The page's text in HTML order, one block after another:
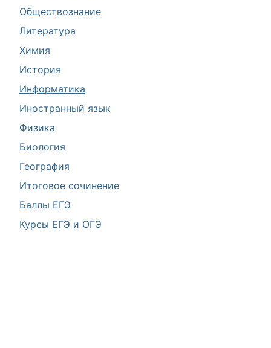
Обществознание
Литература
Химия
История
Информатика
Иностранный язык
Физика
Биология
География
Итоговое сочинение
Баллы ЕГЭ
Курсы ЕГЭ и ОГЭ